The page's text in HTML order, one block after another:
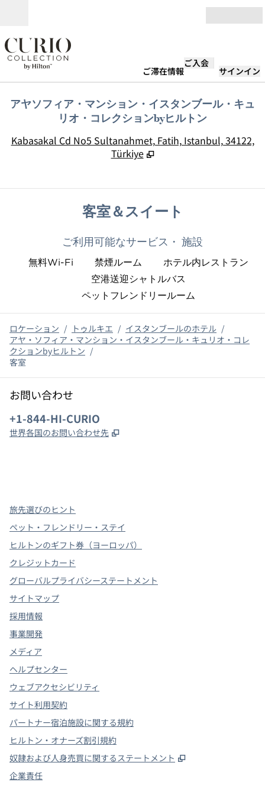
ご滞在情報
ご入会
サインイン
アヤソフィア・マンション・イスタンブール・キュ
リオ・コレクションbyヒルトン
Kabasakal Cd No5 Sultanahmet, Fatih, Istanbul, 34122,
Türkiye
客室＆スイート
ご利用可能なサービス・ 施設
無料Wi-Fi 禁煙ルーム
ホテル内レストラン
空港送迎シャトルバス
ペットフレンドリールーム
ロケーション / トゥルキエ / イスタンブールのホテル /
アヤ・ソフィア・マンション・イスタンブール・キュリオ・コレ
クションbyヒルトン /
客室
お問い合わせ
電話：
+1-844-HI-CURIO
世界各国のお問い合わせ先 ,
旅先選びのヒント
ペット・フレンドリー・ステイ
ヒルトンのギフト券（ヨーロッパ）
クレジットカード
グローバルプライバシーステートメント
サイトマップ
採用情報
事業開発
メディア
ヘルプセンター
ウェブアクセシビリティ
サイト利用契約
パートナー宿泊施設に関する規約
ヒルトン・オナーズ割引規約
奴隷および人身売買に関するステートメント
,
企業責任